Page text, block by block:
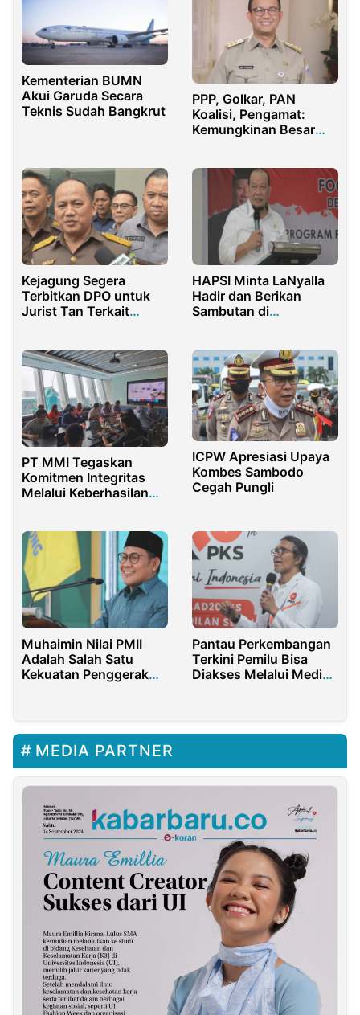
Kementerian BUMN
Akui Garuda Secara
Teknis Sudah Bangkrut
PPP, Golkar, PAN
Koalisi, Pengamat:
Kemungkinan Besar
Kejagung Segera
Terbitkan DPO untuk
Jurist Tan Terkait
HAPSI Minta LaNyalla
Hadir dan Berikan
Sambutan di
PT MMI Tegaskan
Komitmen Integritas
Melalui Keberhasilan
ICPW Apresiasi Upaya
Kombes Sambodo
Cegah Pungli
Muhaimin Nilai PMII
Adalah Salah Satu
Kekuatan Penggerak
Pantau Perkembangan
Terkini Pemilu Bisa
Diakses Melalui Media
MEDIA PARTNER